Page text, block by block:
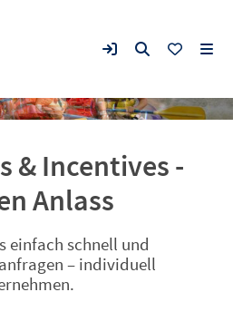
© pixabay
& Incentives -
Anlass
einfach schnell und
– individuell